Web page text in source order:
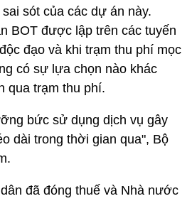
sót của các dự án này.
BOT được lập trên các tuyến
đạo và khi trạm thu phí mọc
có sự lựa chọn nào khác
qua trạm thu phí.
bức sử dụng dịch vụ gây
dài trong thời gian qua", Bộ
đã đóng thuế và Nhà nước